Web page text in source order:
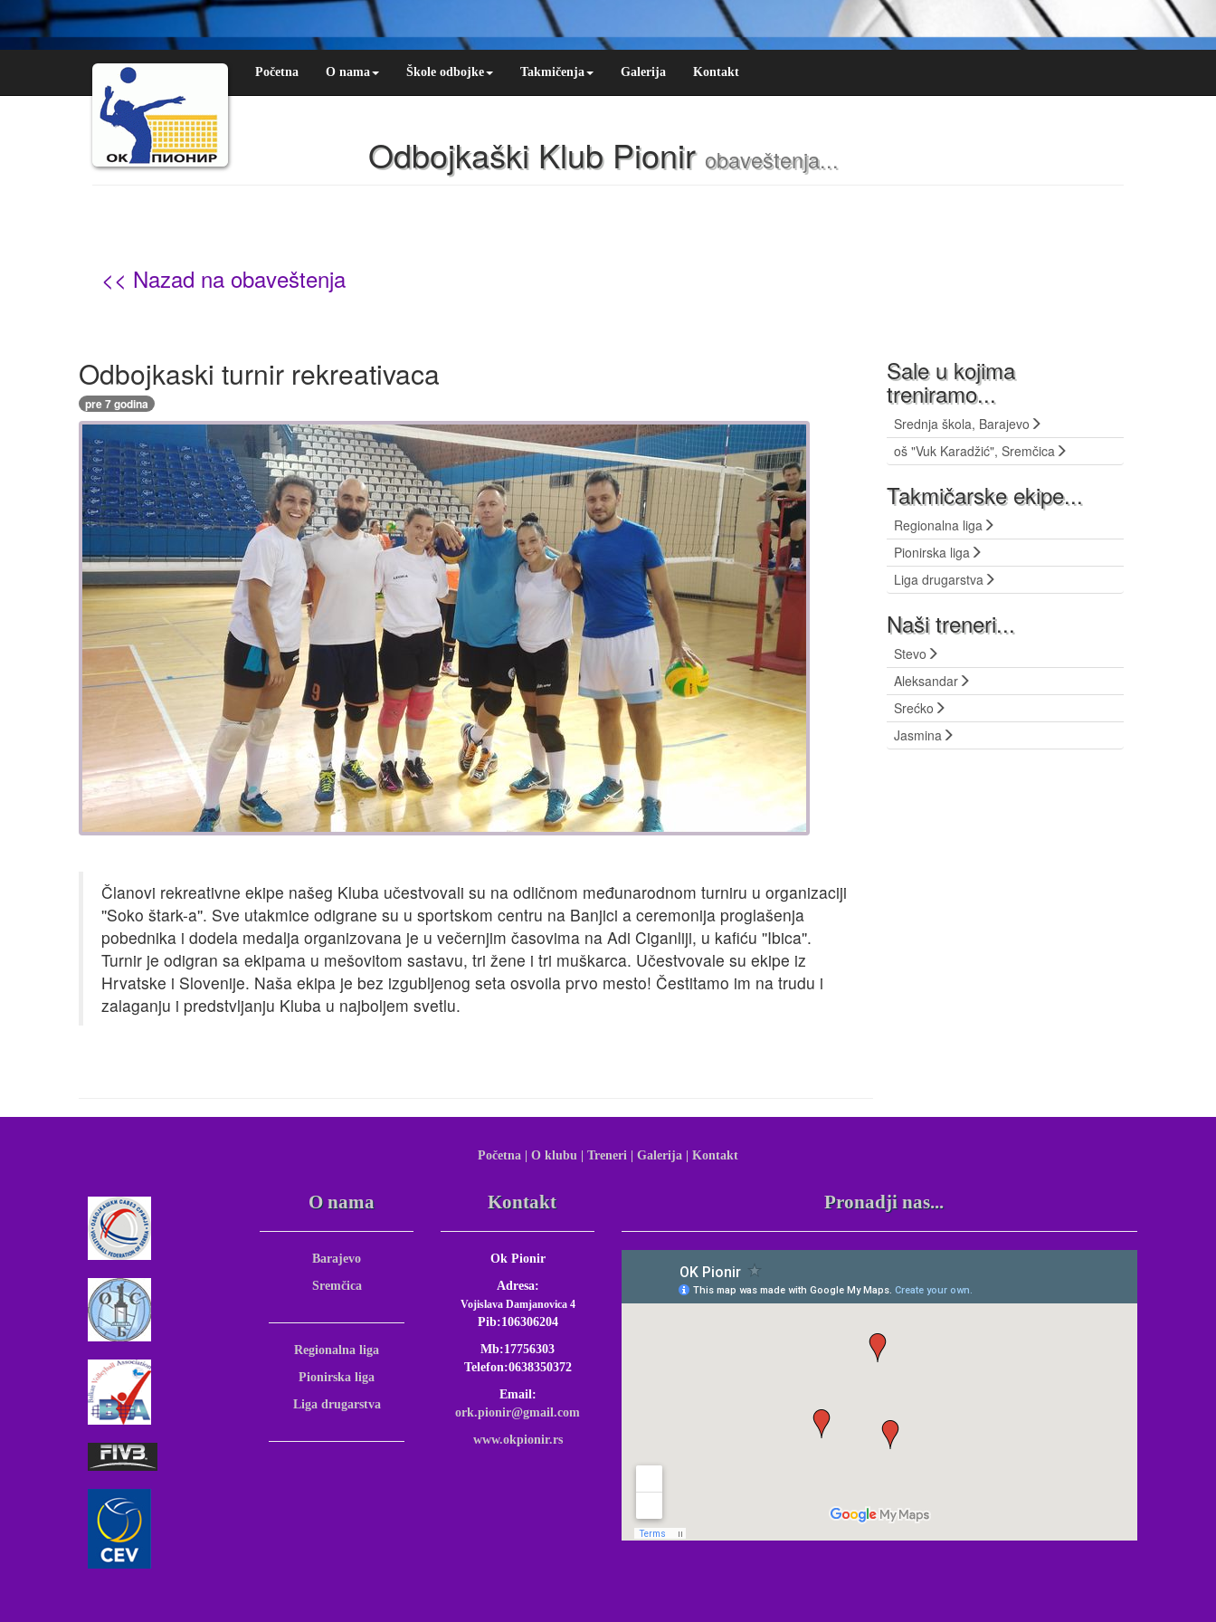
Početna O nama Škole odbojke Takmičenja Galerija Kontakt
Odbojkaški Klub Pionir obaveštenja...
<< Nazad na obaveštenja
Odbojkaski turnir rekreativaca
pre 7 godina
Članovi rekreativne ekipe našeg Kluba učestvovali su na odličnom međunarodnom turniru u organizaciji
''Soko štark-a''. Sve utakmice odigrane su u sportskom centru na Banjici a ceremonija proglašenja
pobednika i dodela medalja organizovana je u večernjim časovima na Adi Ciganliji, u kafiću ''Ibica''.
Turnir je odigran sa ekipama u mešovitom sastavu, tri žene i tri muškarca. Učestvovale su ekipe iz
Hrvatske i Slovenije. Naša ekipa je bez izgubljenog seta osvoila prvo mesto! Čestitamo im na trudu i
zalaganju i predstvljanju Kluba u najboljem svetlu.
Sale u kojima
treniramo...
Srednja škola, Barajevo
oš "Vuk Karadžić", Sremčica
Takmičarske ekipe...
Regionalna liga
Pionirska liga
Liga drugarstva
Naši treneri...
Stevo
Aleksandar
Srećko
Jasmina
Početna | O klubu | Treneri | Galerija | Kontakt
O nama
Barajevo
Sremčica
Regionalna liga
Pionirska liga
Liga drugarstva
Kontakt
Ok Pionir
Adresa:
Vojislava Damjanovica 4
Pib:106306204
Mb:17756303
Telefon:0638350372
Email:
ork.pionir@gmail.com
www.okpionir.rs
Pronadji nas...